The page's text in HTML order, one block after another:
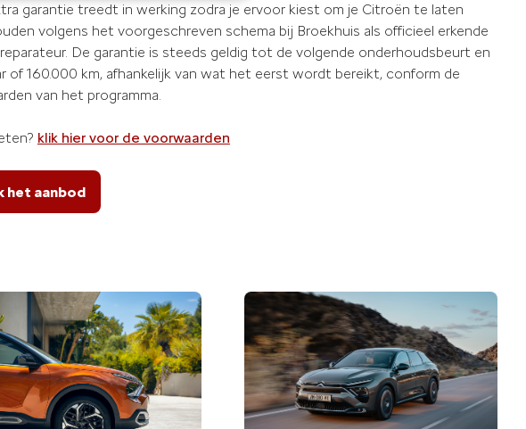
garantie treedt in werking zodra je ervoor kiest om je Citroën te laten
volgens het voorgeschreven schema bij Broekhuis als officieel erkende
De garantie is steeds geldig tot de volgende onderhoudsbeurt en
of 160.000 km, afhankelijk van wat het eerst wordt bereikt, conform de
van het programma.
klik hier voor de voorwaarden
het aanbod